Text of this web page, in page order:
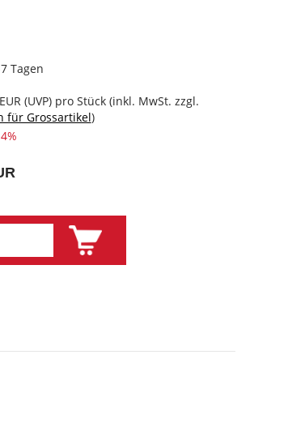
Tagen
(UVP) pro Stück (inkl. MwSt. zzgl.
für Grossartikel)